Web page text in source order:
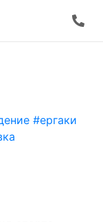
#ергаки